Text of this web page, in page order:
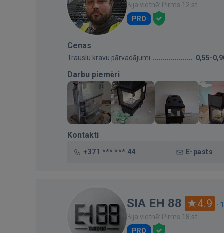
Bija vietnē: Pirms 12 st.
PRO
Cenas
Trauslu kravu pārvadājumi 0,55-
Darbu piemēri
Kontakti
+371 *** *** 44 E-pasts
SIA EH 88 4.9 ·
Bija vietnē: Pirms 18 st.
PRO